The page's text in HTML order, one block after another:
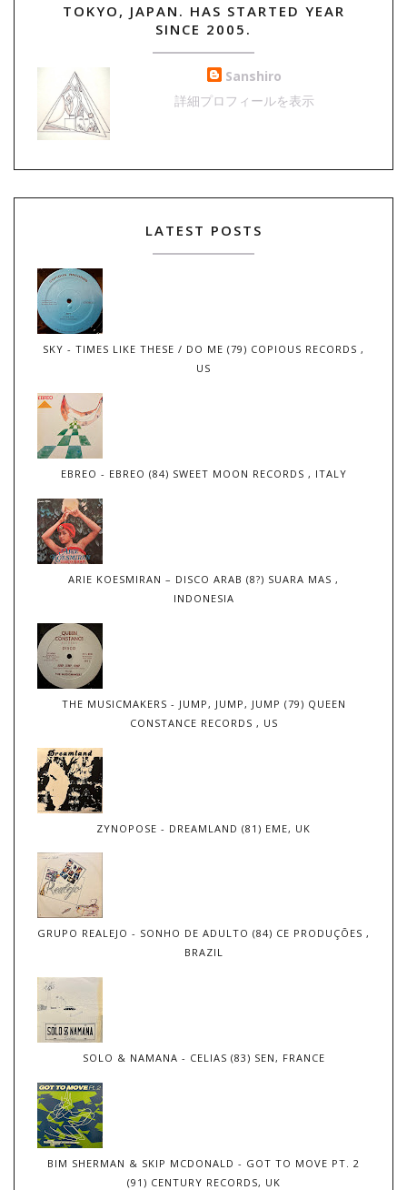
TOKYO, JAPAN. HAS STARTED YEAR
SINCE 2005.
Sanshiro
詳細プロフィールを表示
LATEST POSTS
SKY - TIMES LIKE THESE / DO ME (79) COPIOUS RECORDS ,
US
EBREO - EBREO (84) SWEET MOON RECORDS , ITALY
ARIE KOESMIRAN – DISCO ARAB (8?) SUARA MAS ,
INDONESIA
THE MUSICMAKERS - JUMP, JUMP, JUMP (79) QUEEN
CONSTANCE RECORDS , US
ZYNOPOSE - DREAMLAND (81) EME, UK
GRUPO REALEJO - SONHO DE ADULTO (84) CE PRODUÇÕES ,
BRAZIL
SOLO & NAMANA - CELIAS (83) SEN, FRANCE
BIM SHERMAN & SKIP MCDONALD - GOT TO MOVE PT. 2
(91) CENTURY RECORDS, UK